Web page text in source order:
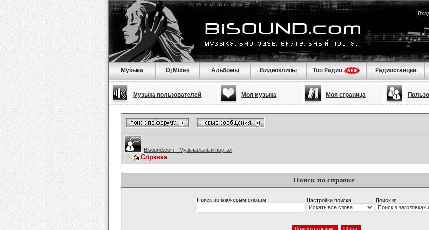
Музыка Dj Mixes Альбомы Видеоклипы Топ Радио Радиостанции
Музыка пользователей Моя музыка Моя страница
Bisound.com - Музыкальный портал
Справка
Поиск по справке
Поиск по ключевым словам: Настройки поиска: Поиск в: